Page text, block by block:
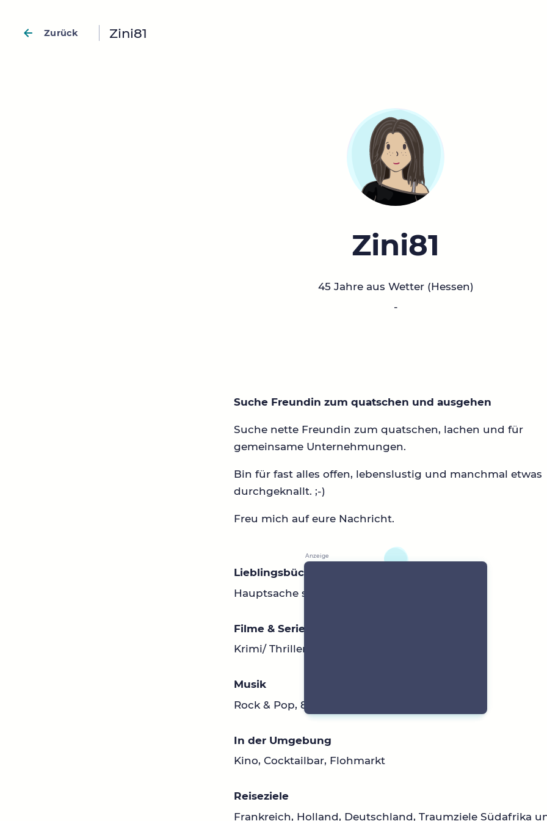
Zurück Zini81
Zini81
45 Jahre aus Wetter (Hessen)
-
Suche Freundin zum quatschen und ausgehen
Suche nette Freundin zum quatschen, lachen und für
gemeinsame Unternehmungen.
Bin für fast alles offen, lebenslustig und manchmal etwas
durchgeknallt. ;-)
Freu mich auf eure Nachricht.
Lieblingsbücher
Hauptsache spannend
Filme & Serien
Krimi/ Thriller/ Komödie,
Musik
Rock & Pop, 80er, je nach Lust und Laune
In der Umgebung
Kino, Cocktailbar, Flohmarkt
Reiseziele
Frankreich, Holland, Deutschland, Traumziele Südafrika